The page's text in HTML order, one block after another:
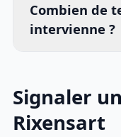
Combien de
intervienne ?
Signaler
Rixensart